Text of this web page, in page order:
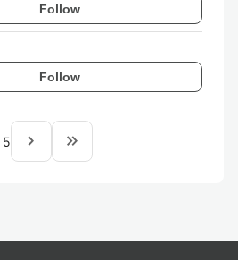
Follow
Follow
5 navigate_next keyboard_double_arrow_right